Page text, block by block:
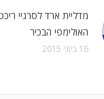
האולימפי הבכיר
16 ביוני 2015